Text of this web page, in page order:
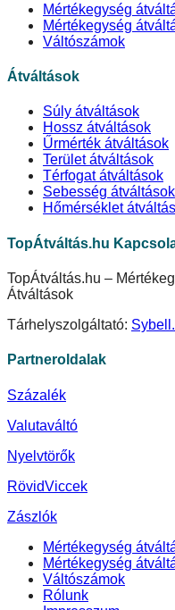
Mértékegység
Mértékegység
Váltószámok
Átváltások
Súly átváltások
Hossz átváltások
Űrmérték átváltások
Terület átváltások
Térfogat átváltások
Sebesség átváltások
Hőmérséklet
TopÁtváltás.hu
TopÁtváltás.hu –
Átváltások
Tárhelyszolgáltató:
Partneroldalak
Százalék
Valutaváltó
Nyelvtörők
RövidViccek
Zászlók
Mértékegység
Mértékegység
Váltószámok
Rólunk